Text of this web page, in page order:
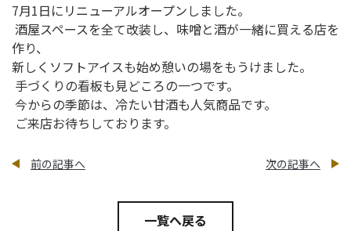
7月1日にリニューアルオープンしました。
酒屋スペースを全て改装し、味噌と酒が一緒に買える店を
作り、
新しくソフトアイスも始め憩いの場をもうけました。
手づくりの看板も見どころの一つです。
今からの季節は、冷たい甘酒も人気商品です。
ご来店お待ちしております。
前の記事へ 次の記事へ
一覧へ戻る